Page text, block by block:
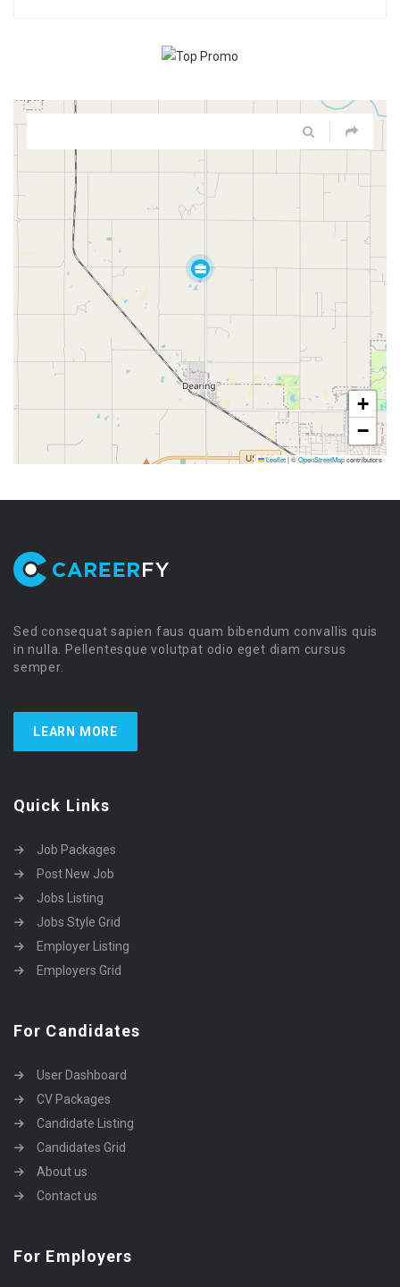
+
−
Leaflet|©OpenStreetMapcontributors
Sed consequat sapien faus quam bibendum convallis quis
in nulla. Pellentesque volutpat odio eget diam cursus
semper.
LEARN MORE
Quick Links
Job Packages
Post New Job
Jobs Listing
Jobs Style Grid
Employer Listing
Employers Grid
For Candidates
User Dashboard
CV Packages
Candidate Listing
Candidates Grid
About us
Contact us
For Employers